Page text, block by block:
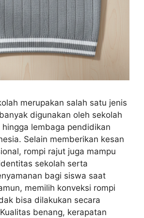
merupakan salah satu jenis
digunakan oleh sekolah
hingga lembaga pendidikan
Selain memberikan kesan
rompi rajut juga mampu
sekolah serta
bagi siswa saat
memilih konveksi rompi
bisa dilakukan secara
benang, kerapatan